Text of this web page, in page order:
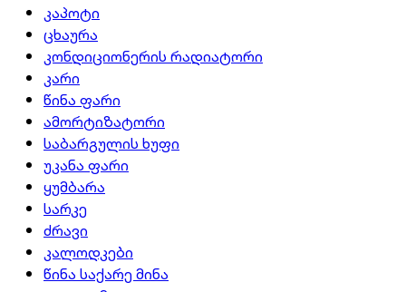
კაპოტი
ცხაურა
კონდიციონერის რადიატორი
კარი
წინა ფარი
ამორტიზატორი
საბარგულის ხუფი
უკანა ფარი
ყუმბარა
სარკე
ძრავი
კალოდკები
წინა საქარე მინა